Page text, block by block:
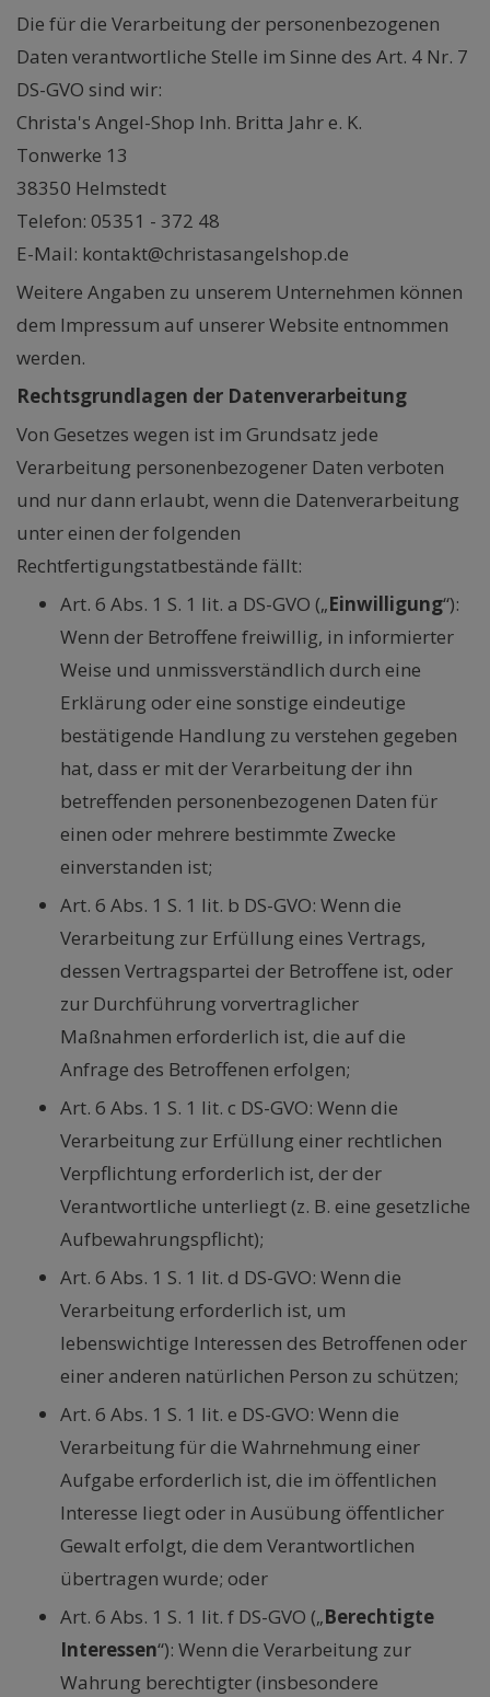
Die für die Verarbeitung der personenbezogenen
Daten verantwortliche Stelle im Sinne des Art. 4 Nr. 7
DS-GVO sind wir:
Christa's Angel-Shop Inh. Britta Jahr e. K.
Tonwerke 13
38350 Helmstedt
Telefon: 05351 - 372 48
E-Mail: kontakt@christasangelshop.de
Weitere Angaben zu unserem Unternehmen können
dem Impressum auf unserer Website entnommen
werden.
Rechtsgrundlagen der Datenverarbeitung
Von Gesetzes wegen ist im Grundsatz jede
Verarbeitung personenbezogener Daten verboten
und nur dann erlaubt, wenn die Datenverarbeitung
unter einen der folgenden
Rechtfertigungstatbestände fällt:
Art. 6 Abs. 1 S. 1 lit. a DS-GVO („Einwilligung“):
Wenn der Betroffene freiwillig, in informierter
Weise und unmissverständlich durch eine
Erklärung oder eine sonstige eindeutige
bestätigende Handlung zu verstehen gegeben
hat, dass er mit der Verarbeitung der ihn
betreffenden personenbezogenen Daten für
einen oder mehrere bestimmte Zwecke
einverstanden ist;
Art. 6 Abs. 1 S. 1 lit. b DS-GVO: Wenn die
Verarbeitung zur Erfüllung eines Vertrags,
dessen Vertragspartei der Betroffene ist, oder
zur Durchführung vorvertraglicher
Maßnahmen erforderlich ist, die auf die
Anfrage des Betroffenen erfolgen;
Art. 6 Abs. 1 S. 1 lit. c DS-GVO: Wenn die
Verarbeitung zur Erfüllung einer rechtlichen
Verpflichtung erforderlich ist, der der
Verantwortliche unterliegt (z. B. eine gesetzliche
Aufbewahrungspflicht);
Art. 6 Abs. 1 S. 1 lit. d DS-GVO: Wenn die
Verarbeitung erforderlich ist, um
lebenswichtige Interessen des Betroffenen oder
einer anderen natürlichen Person zu schützen;
Art. 6 Abs. 1 S. 1 lit. e DS-GVO: Wenn die
Verarbeitung für die Wahrnehmung einer
Aufgabe erforderlich ist, die im öffentlichen
Interesse liegt oder in Ausübung öffentlicher
Gewalt erfolgt, die dem Verantwortlichen
übertragen wurde; oder
Art. 6 Abs. 1 S. 1 lit. f DS-GVO („Berechtigte
Interessen“): Wenn die Verarbeitung zur
Wahrung berechtigter (insbesondere